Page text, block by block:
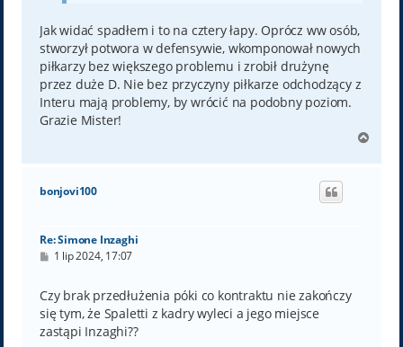
Jak widać spadłem i to na cztery łapy. Oprócz ww osób,
stworzył potwora w defensywie, wkomponował nowych
piłkarzy bez większego problemu i zrobił drużynę
przez duże D. Nie bez przyczyny piłkarze odchodzący z
Interu mają problemy, by wrócić na podobny poziom.
Grazie Mister!
g
bonjovi100
Re: Simone Inzaghi
P
t
1 lip 2024, 17:07
Czy brak przedłużenia póki co kontraktu nie zakończy
się tym, że Spaletti z kadry wyleci a jego miejsce
zastąpi Inzaghi??